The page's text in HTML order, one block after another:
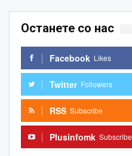
Останете со нас
Facebook Likes
Twitter Followers
RSS Subscribe
Plusinfomk Subscribe